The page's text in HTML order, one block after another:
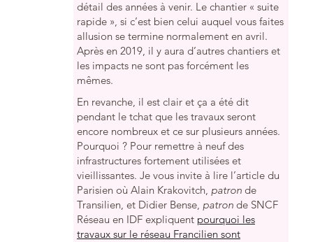
détail des années à venir. Le chantier « suite
rapide », si c’est bien celui auquel vous faites
allusion se termine normalement en avril.
Après en 2019, il y aura d’autres chantiers et
les impacts ne sont pas forcément les
mêmes.
En revanche, il est clair et ça a été dit
pendant le tchat que les travaux seront
encore nombreux et ce sur plusieurs années.
Pourquoi ? Pour remettre à neuf des
infrastructures fortement utilisées et
vieillissantes. Je vous invite à lire l’article du
Parisien où Alain Krakovitch, patron de
Transilien, et Didier Bense, patron de SNCF
Réseau en IDF expliquent pourquoi les
travaux sur le réseau Francilien sont